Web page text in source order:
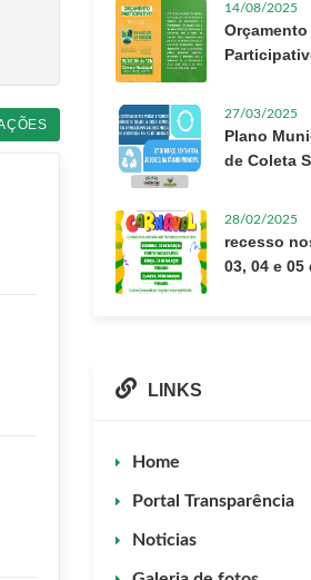
14/08/2025
Orçamento
27/03/2025
Plano
de Coleta
28/02/2025
recesso
03, 04 e 05
LINKS
Home
Portal Transparência
Noticias